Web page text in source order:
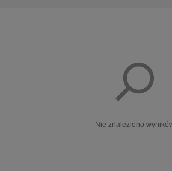
Nie znaleziono